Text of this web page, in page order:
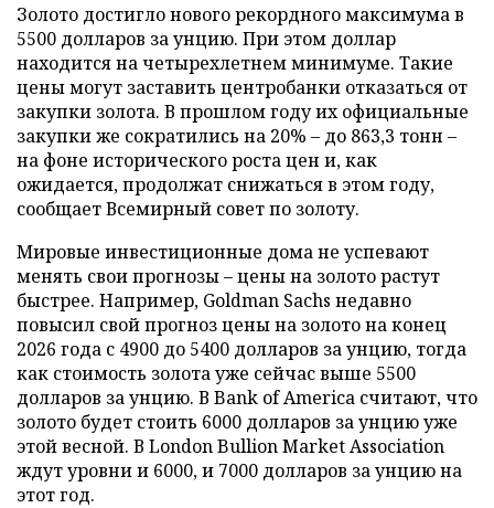
Золото достигло нового рекордного максимума в
5500 долларов за унцию. При этом доллар
находится на четырехлетнем минимуме. Такие
цены могут заставить центробанки отказаться от
закупки золота. В прошлом году их официальные
закупки же сократились на 20% – до 863,3 тонн –
на фоне исторического роста цен и, как
ожидается, продолжат снижаться в этом году,
сообщает Всемирный совет по золоту.
Мировые инвестиционные дома не успевают
менять свои прогнозы – цены на золото растут
быстрее. Например, Goldman Sachs недавно
повысил свой прогноз цены на золото на конец
2026 года с 4900 до 5400 долларов за унцию, тогда
как стоимость золота уже сейчас выше 5500
долларов за унцию. В Bank of America считают, что
золото будет стоить 6000 долларов за унцию уже
этой весной. В London Bullion Market Association
ждут уровни и 6000, и 7000 долларов за унцию на
этот год.